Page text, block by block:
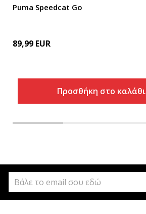
Puma Speedcat Go
89,99 EUR
Προσθήκη στο καλάθι